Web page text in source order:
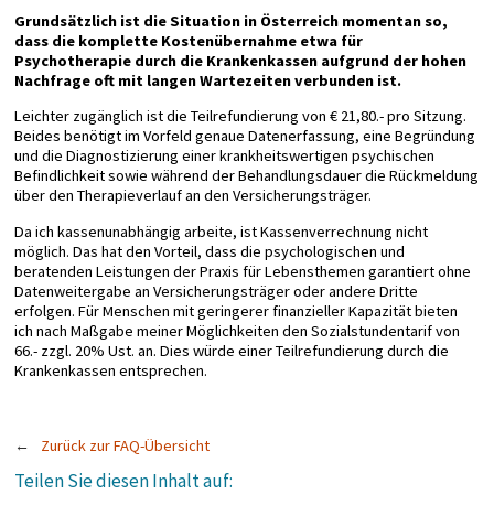
Grundsätzlich ist die Situation in Österreich momentan so,
dass die komplette Kostenübernahme etwa für
Psychotherapie durch die Krankenkassen aufgrund der hohen
Nachfrage oft mit langen Wartezeiten verbunden ist.
Leichter zugänglich ist die Teilrefundierung von € 21,80.- pro Sitzung.
Beides benötigt im Vorfeld genaue Datenerfassung, eine Begründung
und die Diagnostizierung einer krankheitswertigen psychischen
Befindlichkeit sowie während der Behandlungsdauer die Rückmeldung
über den Therapieverlauf an den Versicherungsträger.
Da ich kassenunabhängig arbeite, ist Kassenverrechnung nicht
möglich. Das hat den Vorteil, dass die psychologischen und
beratenden Leistungen der Praxis für Lebensthemen garantiert ohne
Datenweitergabe an Versicherungsträger oder andere Dritte
erfolgen. Für Menschen mit geringerer finanzieller Kapazität bieten
ich nach Maßgabe meiner Möglichkeiten den Sozialstundentarif von
66.- zzgl. 20% Ust. an. Dies würde einer Teilrefundierung durch die
Krankenkassen entsprechen.
Zurück zur FAQ-Übersicht
Teilen Sie diesen Inhalt auf: